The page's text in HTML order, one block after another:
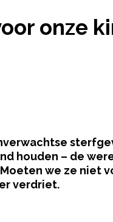
onze
houden – de
we ze
verdriet.